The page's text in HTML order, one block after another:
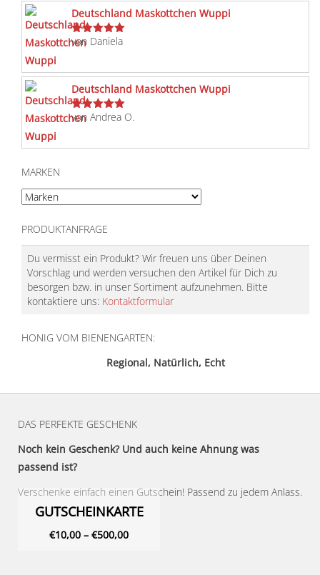
Deutschland Maskottchen Wuppi
Bewertet
von Daniela
Deutschland Maskottchen Wuppi
Bewertet
von Andrea O.
MARKEN
PRODUKTANFRAGE
Du vermisst ein Produkt? Wir freuen uns über Deinen
Vorschlag und werden versuchen den Artikel für Dich zu
besorgen bzw. in unser Sortiment aufzunehmen. Bitte
kontaktiere uns: Kontaktformular
HONIG VOM BIENENGARTEN:
Regional, Natürlich, Echt
DAS PERFEKTE GESCHENK
Noch kein Geschenk? Und auch keine Ahnung was
passend ist?
Verschenke einfach einen Gutschein! Passend zu jedem Anlass.
GUTSCHEINKARTE
€10,00 – €500,00